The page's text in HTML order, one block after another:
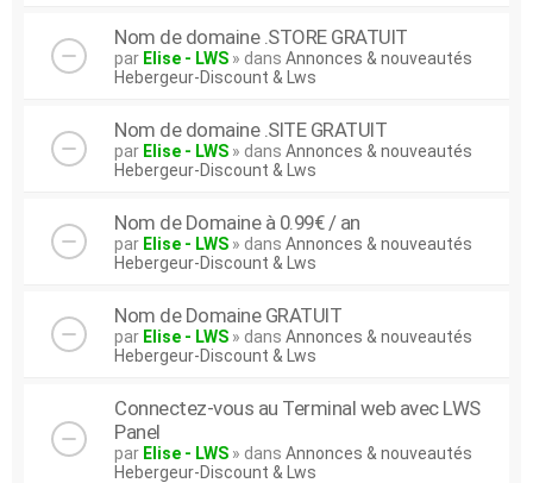
Nom de domaine .STORE GRATUIT
par Elise - LWS » dans Annonces & nouveautés
Hebergeur-Discount & Lws
Nom de domaine .SITE GRATUIT
par Elise - LWS » dans Annonces & nouveautés
Hebergeur-Discount & Lws
Nom de Domaine à 0.99€ / an
par Elise - LWS » dans Annonces & nouveautés
Hebergeur-Discount & Lws
Nom de Domaine GRATUIT
par Elise - LWS » dans Annonces & nouveautés
Hebergeur-Discount & Lws
Connectez-vous au Terminal web avec LWS
Panel
par Elise - LWS » dans Annonces & nouveautés
Hebergeur-Discount & Lws